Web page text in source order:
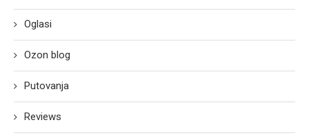
Oglasi
Ozon blog
Putovanja
Reviews